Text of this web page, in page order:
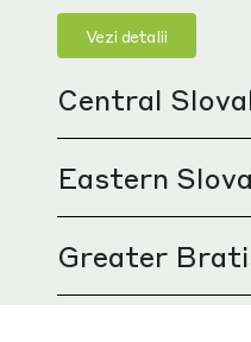
Vezi detalii
Central
Slovacia Centrală, un
hi-tech din Slovacia.
Eastern
Slovacia de Est devine
Greater